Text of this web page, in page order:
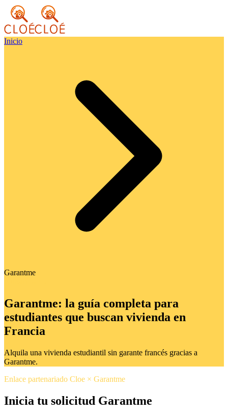
Inicio
Garantme
Garantme: la guía completa para
estudiantes que buscan vivienda en
Francia
Alquila una vivienda estudiantil sin garante francés gracias a
Garantme.
Enlace partenariado Cloe × Garantme
Inicia tu solicitud Garantme